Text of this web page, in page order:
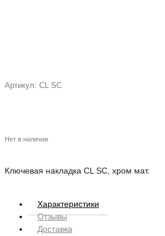
Артикул: CL SC
Нет в наличии
Ключевая накладка CL SC, хром мат.
Характеристики
Отзывы
Доставка